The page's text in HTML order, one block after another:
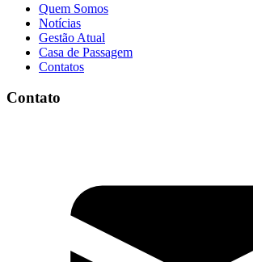
Quem Somos
Notícias
Gestão Atual
Casa de Passagem
Contatos
Contato